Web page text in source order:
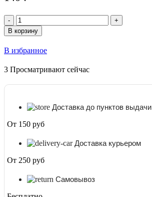
Количество
товара
Благовония
Черный
Бриллиант
Diamond)
В корзину
В избранное
3 Просматривают сейчас
Доставка до пунктов выдачи
От 150 руб
Доставка курьером
От 250 руб
Самовывоз